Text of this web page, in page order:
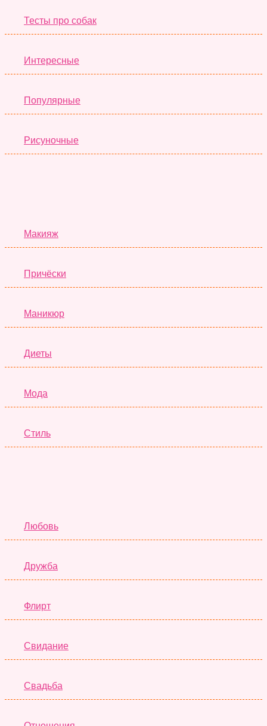
Тесты про собак
Интересные
Популярные
Рисуночные
Макияж
Причёски
Маникюр
Диеты
Мода
Стиль
Любовь
Дружба
Флирт
Свидание
Свадьба